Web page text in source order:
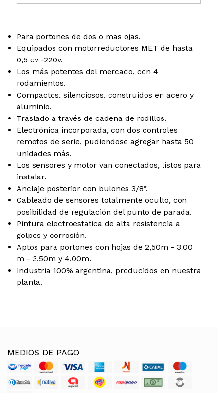
Para portones de dos o mas ojas.
Equipados con motorreductores MET de hasta
0,5 cv -220v.
Los más potentes del mercado, con 4
rodamientos.
Compactos, silenciosos, construidos en acero y
aluminio.
Traslado a través de cadena de rodillos.
Electrónica incorporada, con dos controles
remotos de serie, pudiendose agregar hasta 50
unidades más.
Los sensores y motor van conectados, listos para
instalar.
Anclaje posterior con bulones 3/8”.
Cableado de sensores totalmente oculto, con
posibilidad de regulación del punto de parada.
Pintura electroestatica de alta resistencia a
golpes y corrosión.
Aptos para portones con hojas de 2,50m - 3,00
m - 3,50m y 4,00m.
Industria 100% argentina, producidos en nuestra
planta.
MEDIOS DE PAGO